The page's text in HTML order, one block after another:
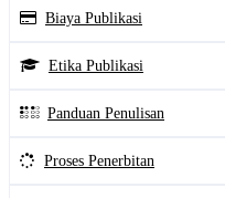
Biaya Publikasi
Etika Publikasi
Panduan Penulisan
Proses Penerbitan